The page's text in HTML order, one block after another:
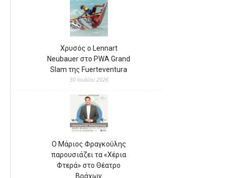
Χρυσός ο Lennart
Neubauer στο PWA Grand
Slam της Fuerteventura
30 Ιουλίου 2026
Ο Μάριος Φραγκούλης
παρουσιάζει τα «Χέρια
Φτερά» στο Θέατρο
Βράχων